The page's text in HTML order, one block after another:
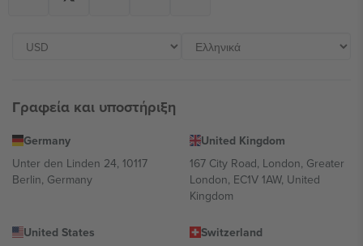
Γραφεία και υποστήριξη
Germany
Unter den Linden 24, 10117
Berlin, Germany
United Kingdom
167 City Road, London, Greater
London, EC1V 1AW, United
Kingdom
United States
Switzerland